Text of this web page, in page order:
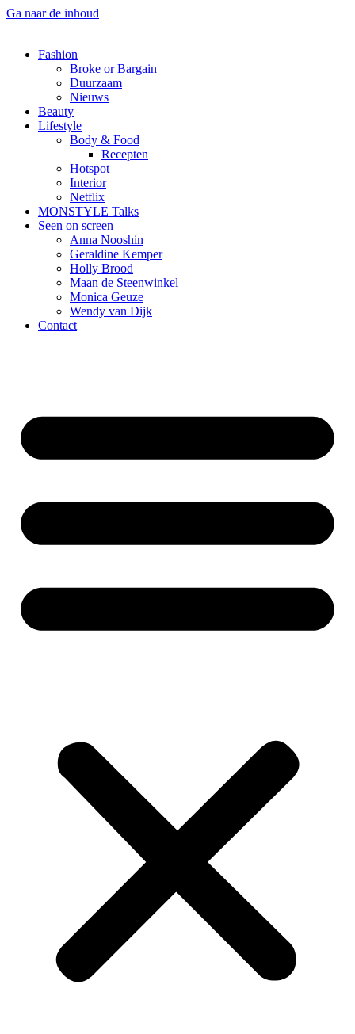
Ga naar de inhoud
Fashion
Broke or Bargain
Duurzaam
Nieuws
Beauty
Lifestyle
Body & Food
Recepten
Hotspot
Interior
Netflix
MONSTYLE Talks
Seen on screen
Anna Nooshin
Geraldine Kemper
Holly Brood
Maan de Steenwinkel
Monica Geuze
Wendy van Dijk
Contact